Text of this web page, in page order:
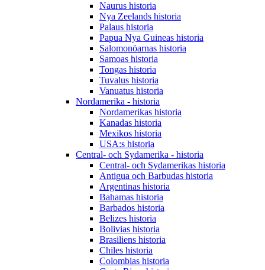
Naurus historia
Nya Zeelands historia
Palaus historia
Papua Nya Guineas historia
Salomonöarnas historia
Samoas historia
Tongas historia
Tuvalus historia
Vanuatus historia
Nordamerika - historia
Nordamerikas historia
Kanadas historia
Mexikos historia
USA:s historia
Central- och Sydamerika - historia
Central- och Sydamerikas historia
Antigua och Barbudas historia
Argentinas historia
Bahamas historia
Barbados historia
Belizes historia
Bolivias historia
Brasiliens historia
Chiles historia
Colombias historia